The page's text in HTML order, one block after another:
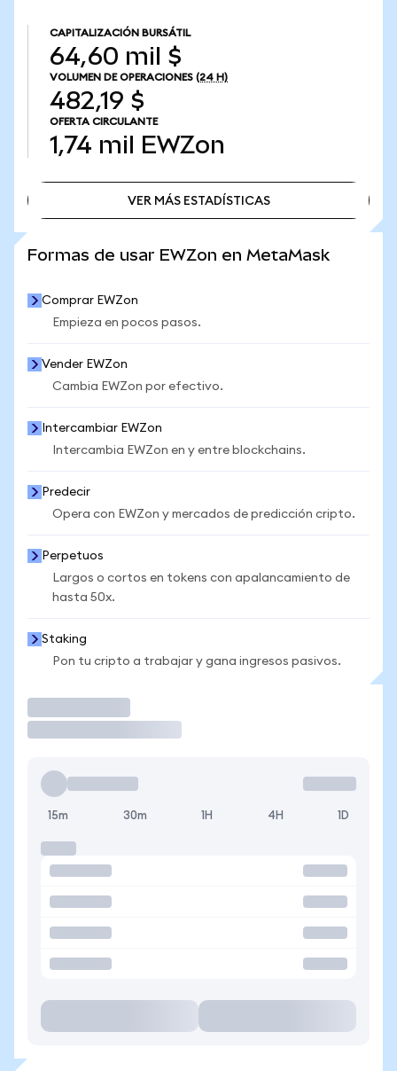
CAPITALIZACIÓN BURSÁTIL
64,60 mil $
VOLUMEN DE OPERACIONES (24 H)
482,19 $
OFERTA CIRCULANTE
1,74 mil EWZon
VER MÁS ESTADÍSTICAS
Formas de usar EWZon en MetaMask
Comprar EWZon
Empieza en pocos pasos.
Vender EWZon
Cambia EWZon por efectivo.
Intercambiar EWZon
Intercambia EWZon en y entre blockchains.
Predecir
Opera con EWZon y mercados de predicción cripto.
Perpetuos
Largos o cortos en tokens con apalancamiento de
hasta 50x.
Staking
Pon tu cripto a trabajar y gana ingresos pasivos.
15m 30m 1H 4H 1D